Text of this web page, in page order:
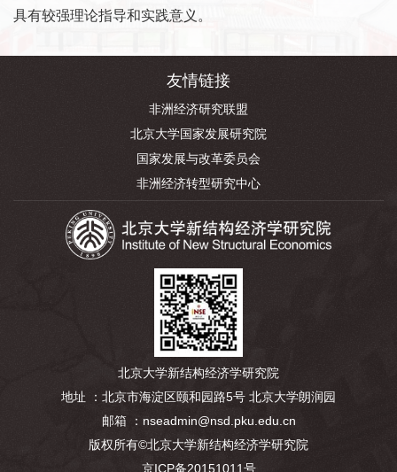
具有较强理论指导和实践意义。
友情链接
非洲经济研究联盟
北京大学国家发展研究院
国家发展与改革委员会
非洲经济转型研究中心
北京大学新结构经济学研究院
地址 ：北京市海淀区颐和园路5号 北京大学朗润园
邮箱 ：nseadmin@nsd.pku.edu.cn
版权所有©北京大学新结构经济学研究院
京ICP备20151011号